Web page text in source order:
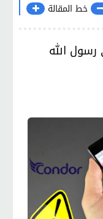
خط المقالة
رسول الله